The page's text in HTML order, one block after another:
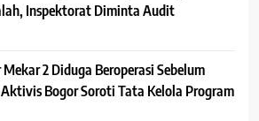
Inspektorat Diminta Audit
2 Diduga Beroperasi Sebelum
Bogor Soroti Tata Kelola Program